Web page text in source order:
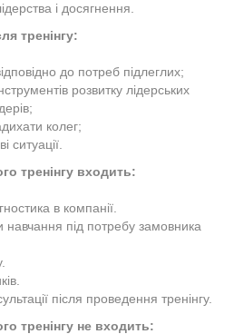
і досягнення.
тренінгу:
до потреб підлеглих;
розвитку лідерських
колег;
ситуації.
тренінгу входить:
в компанії.
під потребу замовника
після проведення тренінгу.
тренінгу не входить: